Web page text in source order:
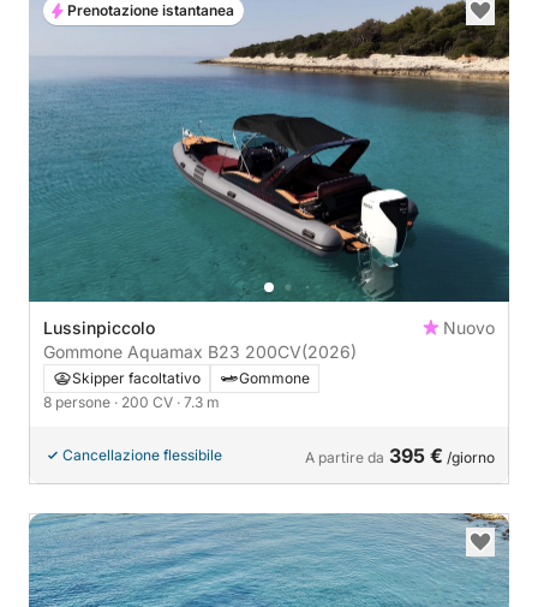
Lussinpiccolo
Nuovo
Gommone Aquamax B23 200CV(2026)
Skipper facoltativo
Gommone
8 persone · 200 CV · 7.3 m
Cancellazione flessibile A partire da 395 € /giorno
Prenotazione istantanea